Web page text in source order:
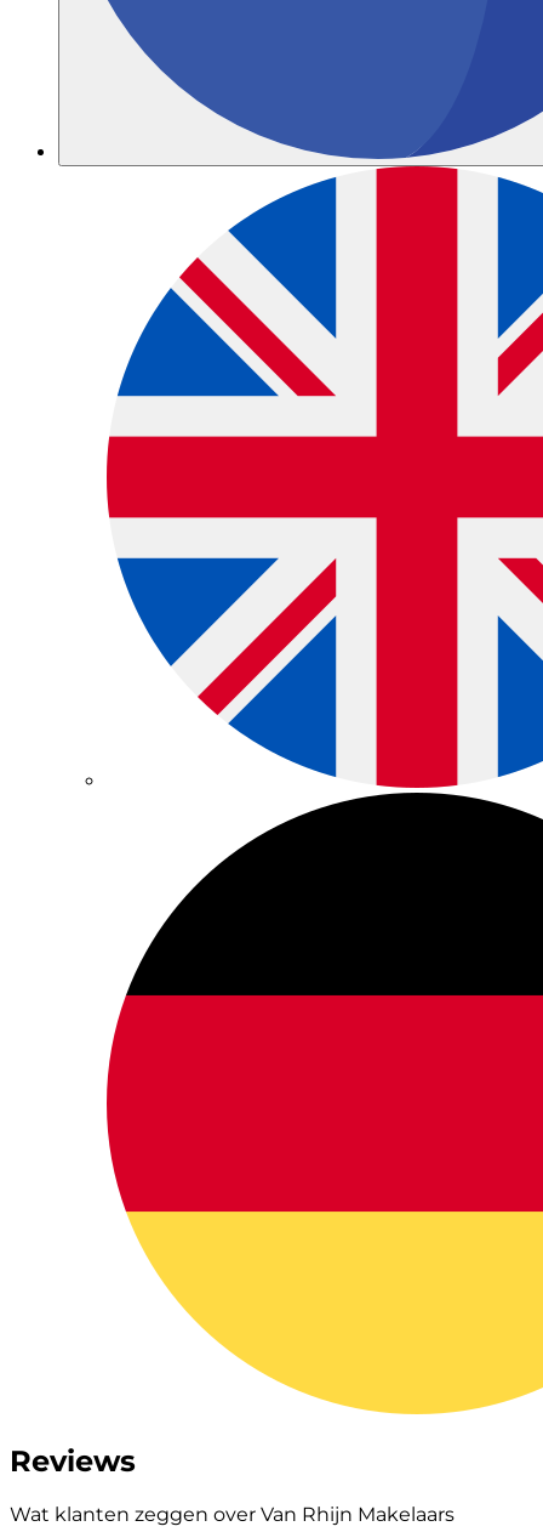
Reviews
Wat klanten zeggen over Van Rhijn Makelaars